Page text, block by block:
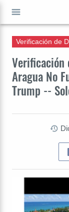
Verificación
Aragua No
Trump --
Verificación de
IR A